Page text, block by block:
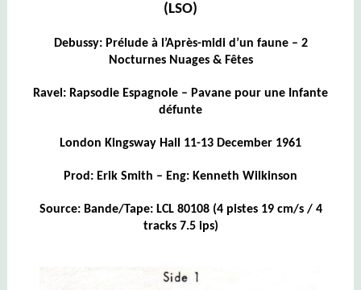
(LSO)
Debussy: Prélude à l’Après-midi d’un faune – 2
Nocturnes Nuages & Fêtes
Ravel: Rapsodie Espagnole – Pavane pour une Infante
défunte
London Kingsway Hall 11-13 December 1961
Prod: Erik Smith – Eng: Kenneth Wilkinson
Source: Bande/Tape: LCL 80108 (4 pistes 19 cm/s / 4
tracks 7.5 ips)